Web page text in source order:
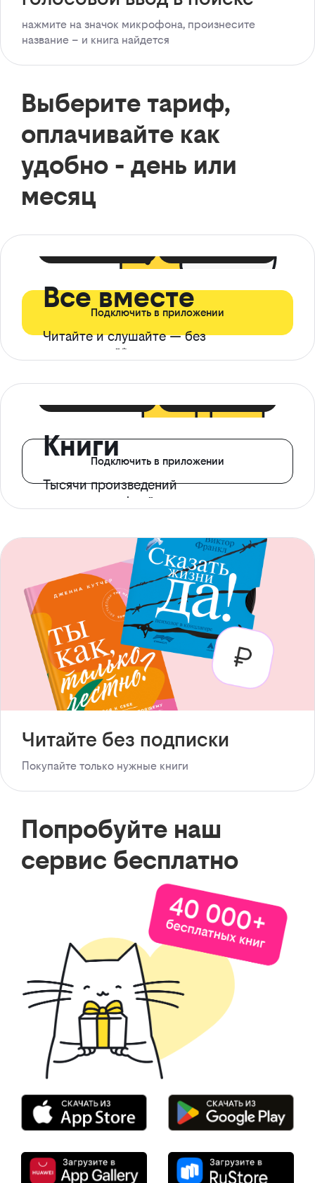
нажмите на значок микрофона, произнесите
название – и книга найдется
Выберите тариф,
оплачивайте как
удобно - день или
месяц
Все вместе
Читайте и слушайте — без
ограничений*
Подключить в приложении
Книги
Тысячи произведений
с доступом офлайн
Подключить в приложении
Читайте без подписки
Покупайте только нужные книги
Попробуйте наш
сервис бесплатно